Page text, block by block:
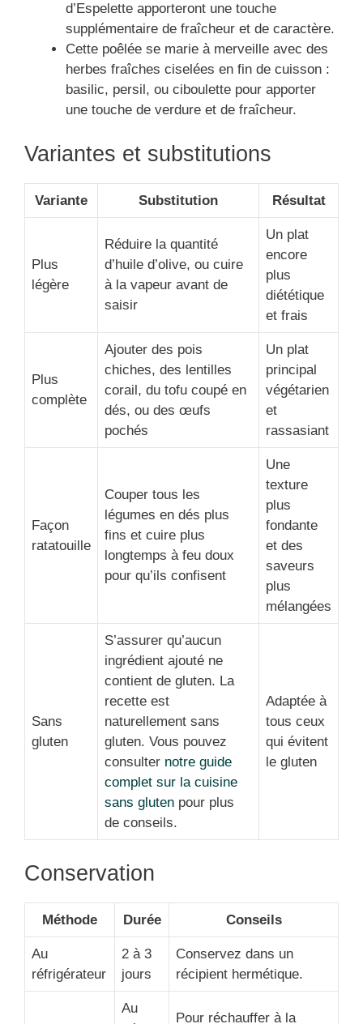
d’Espelette apporteront une touche
supplémentaire de fraîcheur et de caractère.
Cette poêlée se marie à merveille avec des
herbes fraîches ciselées en fin de cuisson :
basilic, persil, ou ciboulette pour apporter
une touche de verdure et de fraîcheur.
Variantes et substitutions
Variante Substitution Résultat
Plus
légère
Réduire la quantité
d’huile d’olive, ou cuire
à la vapeur avant de
saisir
Un plat
encore
plus
diététique
et frais
Plus
complète
Ajouter des pois
chiches, des lentilles
corail, du tofu coupé en
dés, ou des œufs
pochés
Un plat
principal
végétarien
et
rassasiant
Façon
ratatouille
Couper tous les
légumes en dés plus
fins et cuire plus
longtemps à feu doux
pour qu’ils confisent
Une
texture
plus
fondante
et des
saveurs
plus
mélangées
Sans
gluten
S’assurer qu’aucun
ingrédient ajouté ne
contient de gluten. La
recette est
naturellement sans
gluten. Vous pouvez
consulter notre guide
complet sur la cuisine
sans gluten pour plus
de conseils.
Adaptée à
tous ceux
qui évitent
le gluten
Conservation
Méthode Durée Conseils
Au
réfrigérateur
2 à 3
jours
Conservez dans un
récipient hermétique.
Au
Pour réchauffer à la